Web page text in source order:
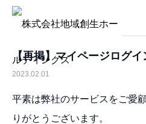
【再掲】マイページログ
2023.02.01
平素は弊社のサービスをご愛
りがとうございます。